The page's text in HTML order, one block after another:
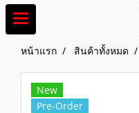
หน้าแรก สินค้าทั้งหมด
New
Pre-Order